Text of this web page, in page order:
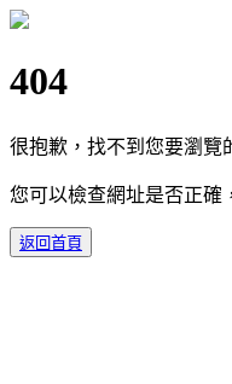
404
很抱歉，找不到您要瀏覽
您可以檢查網址是否正確
返回首頁